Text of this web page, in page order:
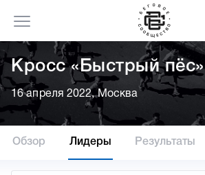
Кросс «Быстрый пёс»
16 апреля 2022, Москва
Обзор Лидеры Результаты